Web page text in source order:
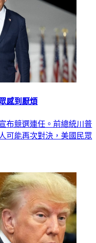
感到厭煩
布競選連任。前總統川普
可能再次對決，美國民眾